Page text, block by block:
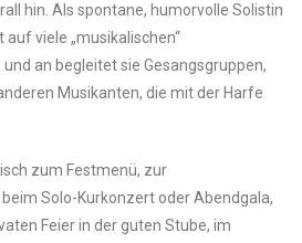
hin. Als spontane, humorvolle Solistin
viele „musikalischen“
an begleitet sie Gesangsgruppen,
Musikanten, die mit der Harfe
zum Festmenü, zur
Solo-Kurkonzert oder Abendgala,
Feier in der guten Stube, im